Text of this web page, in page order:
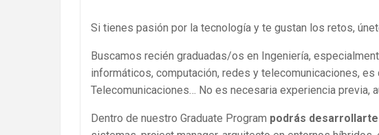
Si tienes pasión por la tecnología y te gustan los retos,
Buscamos recién graduadas/os en Ingeniería,
informáticos, computación, redes y telecomunicaciones,
Telecomunicaciones… No es necesaria experiencia previa,
Dentro de nuestro Graduate Program podrás